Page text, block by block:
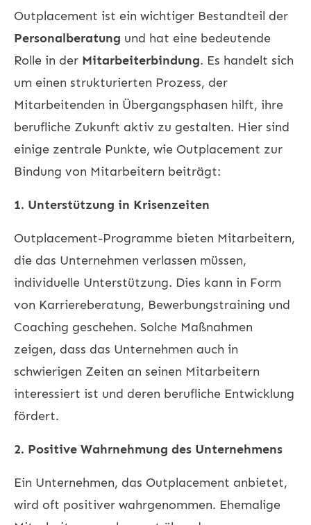
Outplacement ist ein wichtiger Bestandteil der
Personalberatung und hat eine bedeutende
Rolle in der Mitarbeiterbindung. Es handelt sich
um einen strukturierten Prozess, der
Mitarbeitenden in Übergangsphasen hilft, ihre
berufliche Zukunft aktiv zu gestalten. Hier sind
einige zentrale Punkte, wie Outplacement zur
Bindung von Mitarbeitern beiträgt:
1. Unterstützung in Krisenzeiten
Outplacement-Programme bieten Mitarbeitern,
die das Unternehmen verlassen müssen,
individuelle Unterstützung. Dies kann in Form
von Karriereberatung, Bewerbungstraining und
Coaching geschehen. Solche Maßnahmen
zeigen, dass das Unternehmen auch in
schwierigen Zeiten an seinen Mitarbeitern
interessiert ist und deren berufliche Entwicklung
fördert.
2. Positive Wahrnehmung des Unternehmens
Ein Unternehmen, das Outplacement anbietet,
wird oft positiver wahrgenommen. Ehemalige